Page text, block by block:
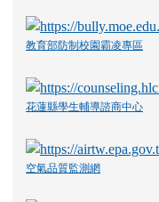
教育部防制校園霸凌專區
花蓮縣學生輔導諮商中心
空氣品質監測網